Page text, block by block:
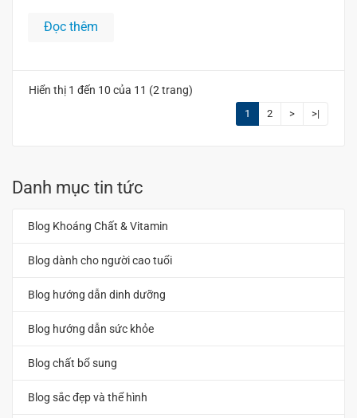
Đọc thêm
Hiển thị 1 đến 10 của 11 (2 trang)
1 2 > >|
Danh mục tin tức
Blog Khoáng Chất & Vitamin
Blog dành cho người cao tuổi
Blog hướng dẫn dinh dưỡng
Blog hướng dẫn sức khỏe
Blog chất bổ sung
Blog sắc đẹp và thể hình